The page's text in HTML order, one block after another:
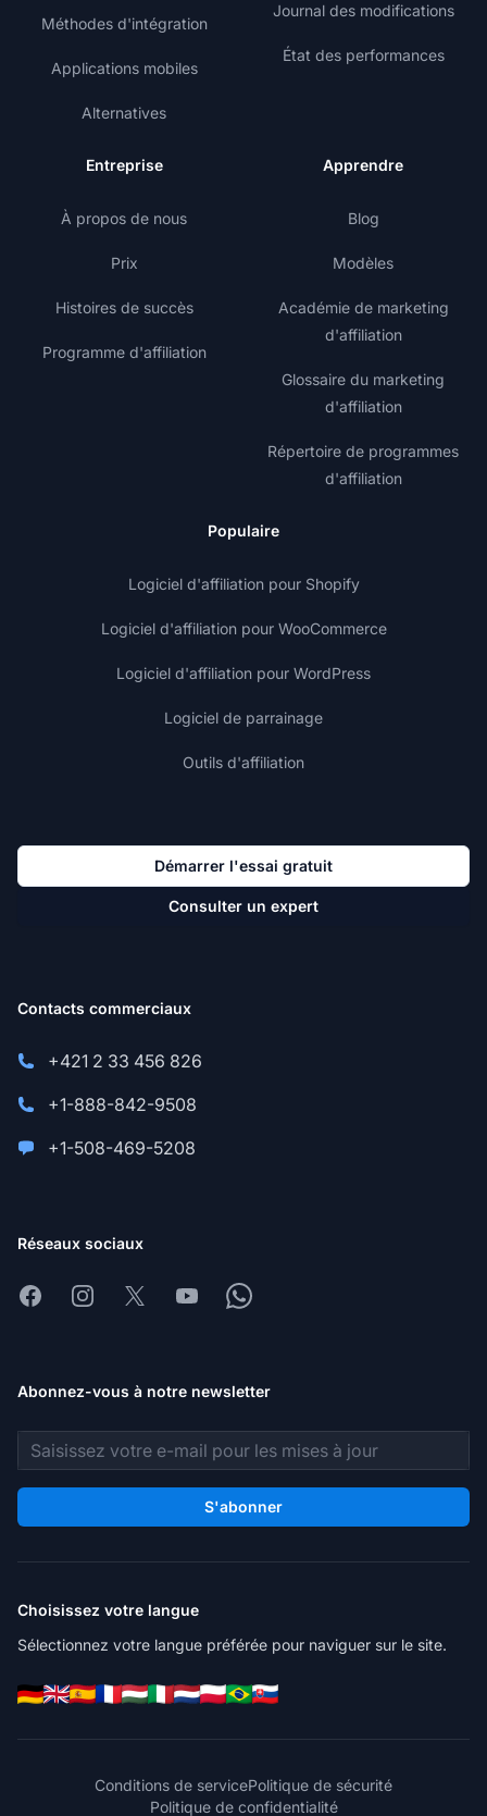
Méthodes d'intégration
Applications mobiles
Alternatives
Journal des modifications
État des performances
Entreprise
À propos de nous
Prix
Histoires de succès
Programme d'affiliation
Apprendre
Blog
Modèles
Académie de marketing
d'affiliation
Glossaire du marketing
d'affiliation
Répertoire de programmes
d'affiliation
Populaire
Logiciel d'affiliation pour Shopify
Logiciel d'affiliation pour WooCommerce
Logiciel d'affiliation pour WordPress
Logiciel de parrainage
Outils d'affiliation
Démarrer l'essai gratuit
Consulter un expert
Contacts commerciaux
+421 2 33 456 826
+1-888-842-9508
+1-508-469-5208
Réseaux sociaux
FacebookInstagram
X YoutubeWhatsapp
Abonnez-vous à notre newsletter
Adresse e-mail
S'abonner
Choisissez votre langue
Sélectionnez votre langue préférée pour naviguer sur le site.
Conditions de servicePolitique de sécurité
Politique de confidentialité